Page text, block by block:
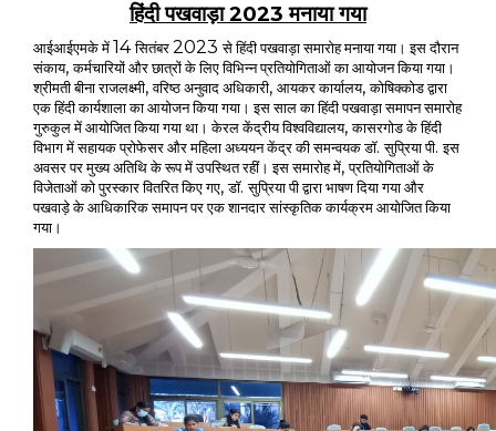
हिंदी पखवाड़ा2023मनाया गया
आईआईएमके में 14सितंबर 2023से हिंदी पखवाड़ा समारोह मनाया गया। इस दौरान
संकाय,कर्मचारियों और छात्रों के लिए विभिन्न प्रतियोगिताओं का आयोजन किया गया।
श्रीमती बीना राजलक्ष्मी,वरिष्ठ अनुवाद अधिकारी, आयकर कार्यालय,कोषिक्कोड द्वारा
एक हिंदी कार्यशाला का आयोजन किया गया। इस साल का हिंदी पखवाड़ा समापन समारोह
गुरुकुल में आयोजित किया गया था। केरल केंद्रीय विश्वविद्यालय,कासरगोड के हिंदी
विभाग में सहायक प्रोफेसर और महिला अध्ययन केंद्र की समन्वयक डॉ.सुप्रिया पी.इस
अवसर पर मुख्य अतिथि के रूप में उपस्थित रहीं। इस समारोह में,प्रतियोगिताओं के
विजेताओं को पुरस्कार वितरित किए गए,डॉ.सुप्रिया पी द्वारा भाषण दिया गया और
पखवाड़े के आधिकारिक समापन पर एक शानदार सांस्कृतिक कार्यक्रम आयोजित किया
गया।